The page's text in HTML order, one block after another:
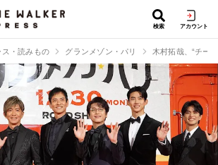
検索 アカウント
ス・読みもの グランメゾン・パリ 木村拓哉、“チー